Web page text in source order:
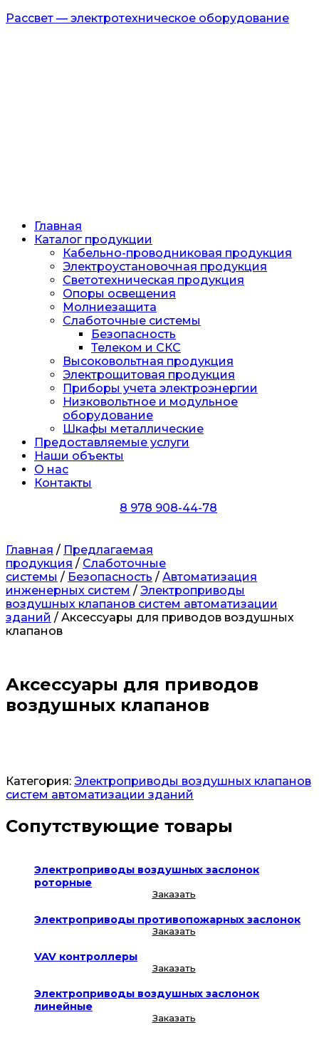
Рассвет — электротехническое оборудование
Главная
Каталог продукции
Кабельно-проводниковая продукция
Электроустановочная продукция
Светотехническая продукция
Опоры освещения
Молниезащита
Слаботочные системы
Безопасность
Телеком и СКС
Высоковольтная продукция
Электрощитовая продукция
Приборы учета электроэнергии
Низковольтное и модульное
оборудование
Шкафы металлические
Предоставляемые услуги
Наши объекты
О нас
Контакты
8 978 908-44-78
Главная / Предлагаемая
продукция / Слаботочные
системы / Безопасность / Автоматизация
инженерных систем / Электроприводы
воздушных клапанов систем автоматизации
зданий / Аксессуары для приводов воздушных
клапанов
Аксессуары для приводов
воздушных клапанов
Категория: Электроприводы воздушных клапанов
систем автоматизации зданий
Сопутствующие товары
Электроприводы воздушных заслонок
роторные
Заказать
Электроприводы противопожарных заслонок
Заказать
VAV контроллеры
Заказать
Электроприводы воздушных заслонок
линейные
Заказать